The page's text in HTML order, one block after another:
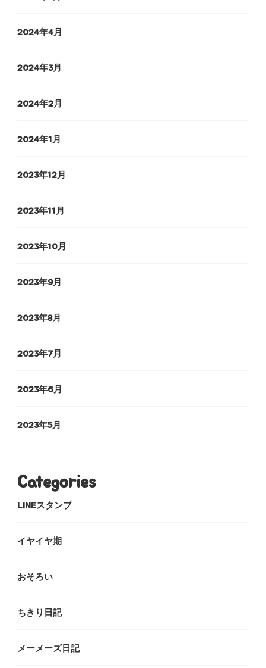
2024年4月
2024年3月
2024年2月
2024年1月
2023年12月
2023年11月
2023年10月
2023年9月
2023年8月
2023年7月
2023年6月
2023年5月
Categories
LINEスタンプ
イヤイヤ期
おそろい
ちきり日記
メーメーズ日記